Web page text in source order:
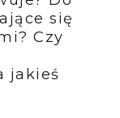
się
Czy
jakieś